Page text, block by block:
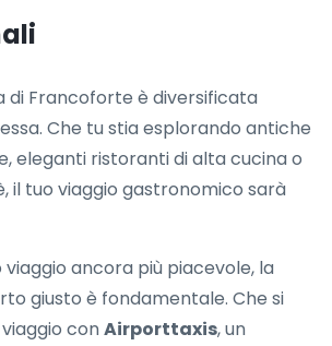
di Francoforte è diversificata
Che tu stia esplorando antiche
eleganti ristoranti di alta cucina o
il tuo viaggio gastronomico sarà
ancora più piacevole, la
giusto è fondamentale. Che si
conAirporttaxis, un